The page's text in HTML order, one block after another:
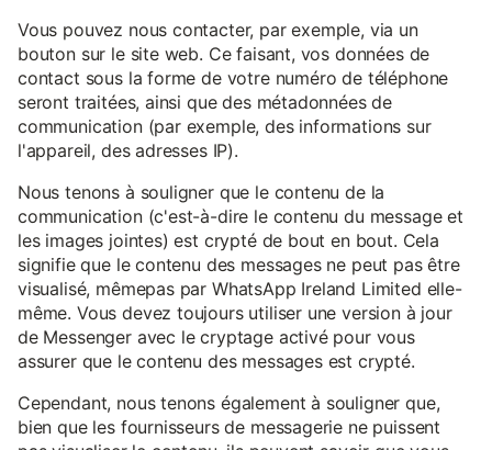
Vous pouvez nous contacter, par exemple, via un
bouton sur le site web. Ce faisant, vos données de
contact sous la forme de votre numéro de téléphone
seront traitées, ainsi que des métadonnées de
communication (par exemple, des informations sur
l'appareil, des adresses IP).
Nous tenons à souligner que le contenu de la
communication (c'est-à-dire le contenu du message et
les images jointes) est crypté de bout en bout. Cela
signifie que le contenu des messages ne peut pas être
visualisé, mêmepas par WhatsApp Ireland Limited elle-
même. Vous devez toujours utiliser une version à jour
de Messenger avec le cryptage activé pour vous
assurer que le contenu des messages est crypté.
Cependant, nous tenons également à souligner que,
bien que les fournisseurs de messagerie ne puissent